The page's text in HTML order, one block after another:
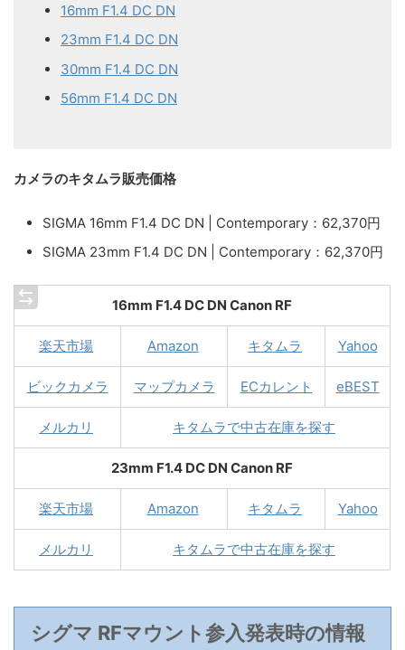
16mm F1.4 DC DN
23mm F1.4 DC DN
30mm F1.4 DC DN
56mm F1.4 DC DN
カメラのキタムラ販売価格
SIGMA 16mm F1.4 DC DN | Contemporary：62,370円
SIGMA 23mm F1.4 DC DN | Contemporary：62,370円
16mm F1.4 DC DN Canon RF
楽天市場 Amazon キタムラ Yahoo
ビックカメラ マップカメラ ECカレント eBEST
メルカリ キタムラで中古在庫を探す
23mm F1.4 DC DN Canon RF
楽天市場 Amazon キタムラ Yahoo
メルカリ キタムラで中古在庫を探す
シグマ RFマウント参入発表時の情報